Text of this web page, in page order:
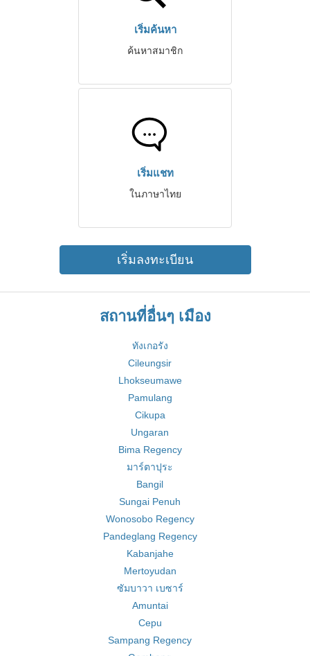
เริ่มค้นหา
ค้นหาสมาชิก
เริ่มแชท
ในภาษาไทย
เริ่มลงทะเบียน
สถานที่อื่นๆ เมือง
ทังเกอรัง
Cileungsir
Lhokseumawe
Pamulang
Cikupa
Ungaran
Bima Regency
มาร์ตาปุระ
Bangil
Sungai Penuh
Wonosobo Regency
Pandeglang Regency
Kabanjahe
Mertoyudan
ซัมบาวา เบซาร์
Amuntai
Cepu
Sampang Regency